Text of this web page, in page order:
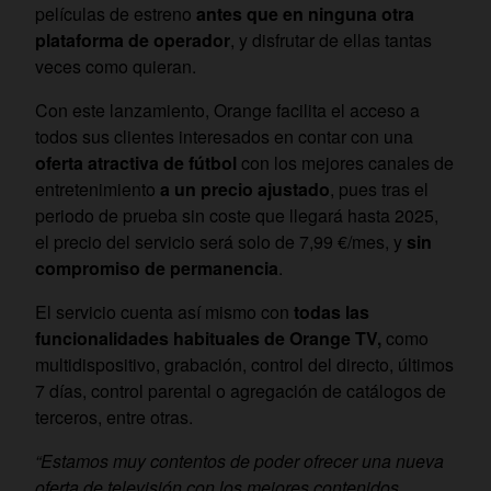
películas de estreno antes que en ninguna otra
plataforma de operador, y disfrutar de ellas tantas
veces como quieran.
Con este lanzamiento, Orange facilita el acceso a
todos sus clientes interesados en contar con una
oferta atractiva de fútbol con los mejores canales de
entretenimiento a un precio ajustado, pues tras el
periodo de prueba sin coste que llegará hasta 2025,
el precio del servicio será solo de 7,99 €/mes, y sin
compromiso de permanencia.
El servicio cuenta así mismo con todas las
funcionalidades habituales de Orange TV, como
multidispositivo, grabación, control del directo, últimos
7 días, control parental o agregación de catálogos de
terceros, entre otras.
“Estamos muy contentos de poder ofrecer una nueva